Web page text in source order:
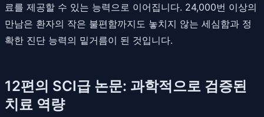
료를 제공할 수 있는 능력으로 이어집니다. 24,000번 이상의
만남은 환자의 작은 불편함까지도 놓치지 않는 세심함과 정
확한 진단 능력의 밑거름이 된 것입니다.
12편의 SCI급 논문: 과학적으로 검증된
치료 역량